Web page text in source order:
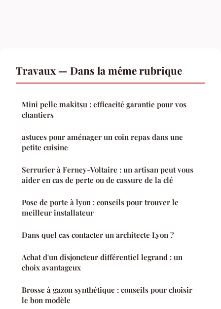
Travaux — Dans la même rubrique
Mini pelle makitsu : efficacité garantie pour vos
chantiers
astuces pour aménager un coin repas dans une
petite cuisine
Serrurier à Ferney-Voltaire : un artisan peut vous
aider en cas de perte ou de cassure de la clé
Pose de porte à lyon : conseils pour trouver le
meilleur installateur
Dans quel cas contacter un architecte Lyon ?
Achat d'un disjoncteur différentiel legrand : un
choix avantageux
Brosse à gazon synthétique : conseils pour choisir
le bon modèle